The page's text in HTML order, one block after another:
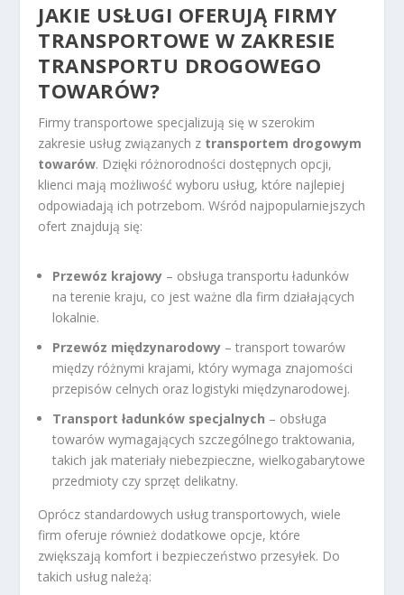
JAKIE USŁUGI OFERUJĄ FIRMY
TRANSPORTOWE W ZAKRESIE
TRANSPORTU DROGOWEGO
TOWARÓW?
Firmy transportowe specjalizują się w szerokim
zakresie usług związanych z transportem drogowym
towarów. Dzięki różnorodności dostępnych opcji,
klienci mają możliwość wyboru usług, które najlepiej
odpowiadają ich potrzebom. Wśród najpopularniejszych
ofert znajdują się:
Przewóz krajowy – obsługa transportu ładunków
na terenie kraju, co jest ważne dla firm działających
lokalnie.
Przewóz międzynarodowy – transport towarów
między różnymi krajami, który wymaga znajomości
przepisów celnych oraz logistyki międzynarodowej.
Transport ładunków specjalnych – obsługa
towarów wymagających szczególnego traktowania,
takich jak materiały niebezpieczne, wielkogabarytowe
przedmioty czy sprzęt delikatny.
Oprócz standardowych usług transportowych, wiele
firm oferuje również dodatkowe opcje, które
zwiększają komfort i bezpieczeństwo przesyłek. Do
takich usług należą: